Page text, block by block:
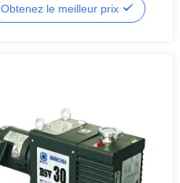
Obtenez le meilleur prix